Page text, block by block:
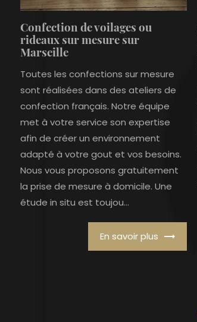
Confection de voilages ou
rideaux sur mesure sur
Marseille
Toutes les confections sur mesure
sont réalisées dans des ateliers de
confection français. Notre équipe
met à votre service son expertise
afin de créer un environnement
adapté à votre gout et vos besoins.
Nous vous proposons gratuitement
la prise de mesure à domicile. Une
étude in situ est toujou...
En savoir plus